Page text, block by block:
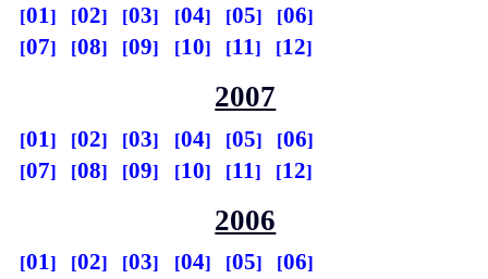
01 02 03 04 05
06
07
08 09 10 11 12
2007
01 02 03 04 05
06
07
08 09 10 11 12
2006
01 02 03 04 05
06